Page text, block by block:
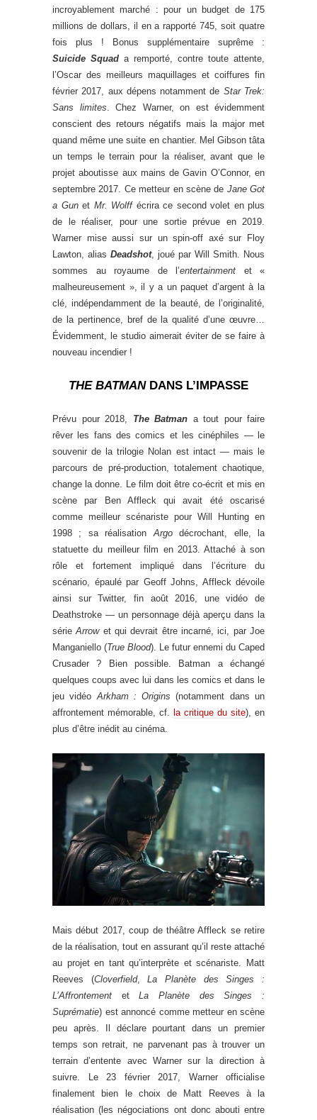
incroyablement marché : pour un budget de 175
millions de dollars, il en a rapporté 745, soit quatre
fois plus ! Bonus supplémentaire suprême :
Suicide Squad a remporté, contre toute attente,
l’Oscar des meilleurs maquillages et coiffures fin
février 2017, aux dépens notamment de Star Trek:
Sans limites. Chez Warner, on est évidemment
conscient des retours négatifs mais la major met
quand même une suite en chantier. Mel Gibson tâta
un temps le terrain pour la réaliser, avant que le
projet aboutisse aux mains de Gavin O’Connor, en
septembre 2017. Ce metteur en scène de Jane Got
a Gunet Mr. Wolffécrira ce second volet en plus
de le réaliser, pour une sortie prévue en 2019.
Warner mise aussi sur un spin-off axé sur Floy
Lawton, alias Deadshot, joué par Will Smith. Nous
sommes au royaume de l’entertainment et «
malheureusement », il y a un paquet d’argent à la
clé, indépendamment de la beauté, de l’originalité,
de la pertinence, bref de la qualité d’une œuvre…
Évidemment, le studio aimerait éviter de se faire à
nouveau incendier !
THE BATMANDANS L’IMPASSE
Prévu pour 2018, The Batman a tout pour faire
rêver les fans des comics et les cinéphiles — le
souvenir de la trilogie Nolan est intact — mais le
parcours de pré-production, totalement chaotique,
change la donne. Le film doit être co-écrit et mis en
scène par Ben Affleck qui avait été oscarisé
comme meilleur scénariste pour Will Hunting en
1998 ; sa réalisationArgodécrochant, elle, la
statuette du meilleur film en 2013. Attaché à son
rôle et fortement impliqué dans l’écriture du
scénario, épaulé par Geoff Johns, Affleck dévoile
ainsi sur Twitter, fin août 2016, une vidéo de
Deathstroke — un personnage déjà aperçu dans la
sérieArrowet qui devrait être incarné, ici, par Joe
Manganiello (True Blood). Le futur ennemi du Caped
Crusader ? Bien possible. Batman a échangé
quelques coups avec lui dans les comics et dans le
jeu vidéoArkham : Origins (notamment dans un
affrontement mémorable, cf. la critique du site), en
plus d’être inédit au cinéma.
Mais début 2017, coup de théâtre Affleck se retire
de la réalisation, tout en assurant qu’il reste attaché
au projet en tant qu’interprète et scénariste. Matt
Reeves (Cloverfield,La Planète des Singes :
L’Affrontement etLa Planète des Singes :
Suprématie) est annoncé comme metteur en scène
peu après. Il déclare pourtant dans un premier
temps son retrait, ne parvenant pas à trouver un
terrain d’entente avec Warner sur la direction à
suivre. Le 23 février 2017, Warner officialise
finalement bien le choix de Matt Reeves à la
réalisation (les négociations ont donc abouti entre